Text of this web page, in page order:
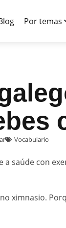
Por temas
Vocabulario
saúde con
ximnasio.